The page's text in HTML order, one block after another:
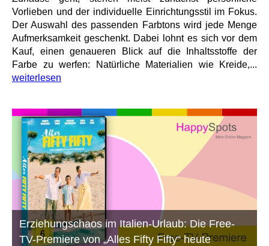
Vorlieben und der individuelle Einrichtungsstil im Fokus.
Der Auswahl des passenden Farbtons wird jede Menge
Aufmerksamkeit geschenkt. Dabei lohnt es sich vor dem
Kauf, einen genaueren Blick auf die Inhaltsstoffe der
Farbe zu werfen: Natürliche Materialien wie Kreide,...
weiterlesen
Erziehungschaos im Italien-Urlaub: Die Free-
TV-Premiere von „Alles Fifty Fifty“ heute